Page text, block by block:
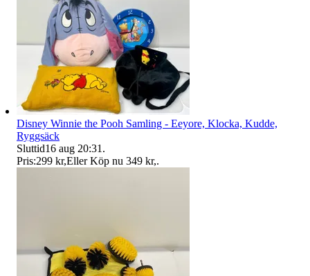
Disney Winnie the Pooh Samling - Eeyore, Klocka, Kudde,
Ryggsäck
Sluttid16 aug 20:31 .
Pris:299 kr,Eller Köp nu 349 kr,.